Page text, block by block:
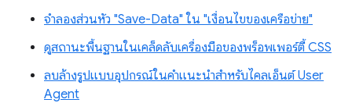
จำลองส่วนหัว "Save-Data" ใน "เงื่อนไขของเครือข่าย"
ดูสถานะพื้นฐานในเคล็ดลับเครื่องมือของพร็อพเพอร์ตี้ CSS
ลบล้างรูปแบบอุปกรณ์ในคำแนะนำสำหรับไคลเอ็นต์ User
Agent